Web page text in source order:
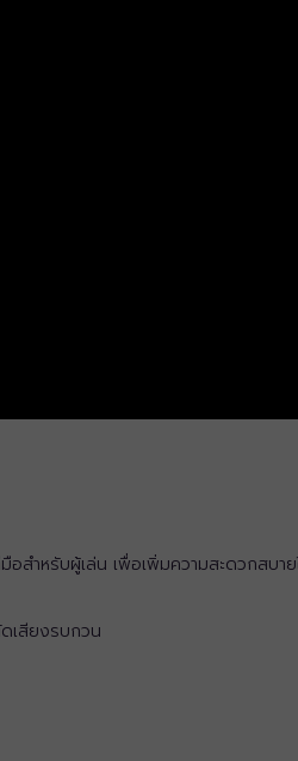
สำหรับผู้เล่น เพื่อเพิ่มความสะดวกสบา
เสียงรบกวน